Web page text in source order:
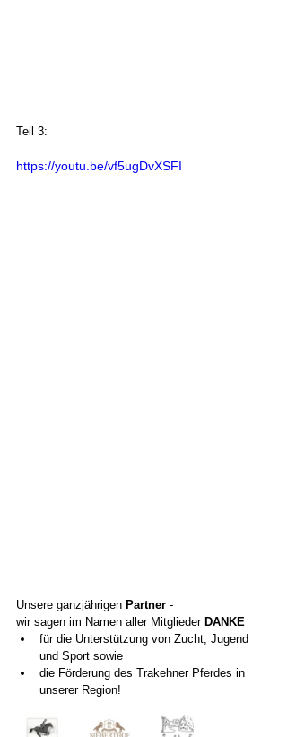
Teil 3:
https://youtu.be/vf5ugDvXSFI
Unsere ganzjährigen Partner -
wir sagen im Namen aller Mitglieder DANKE
für die Unterstützung von Zucht, Jugend
und Sport sowie
die Förderung des Trakehner Pferdes in
unserer Region!